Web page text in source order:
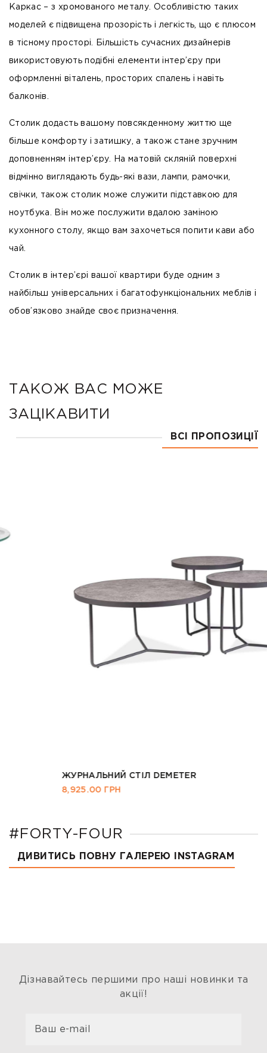
Каркас – з хромованого металу . Особливістю таких
моделей є підвищена прозорість і легкість, що є плюсом
в тісному просторі. Більшість сучасних дизайнерів
використовують подібні елементи інтер’єру при
оформленні віталень, просторих спалень і навіть
балконів.
Столик додасть вашому повсякденному життю ще
більше комфорту і затишку, а також стане зручним
доповненням інтер’єру. На матовій скляній поверхні
відмінно виглядають будь-які вази, лампи, рамочки,
свічки, також столик може служити підставкою для
ноутбука. Він може послужити вдалою заміною
кухонного столу, якщо вам захочеться попити кави або
чай.
Столик в інтер’єрі вашої квартири буде одним з
найбільш універсальних і багатофункціональних меблів і
обов’язково знайде своє призначення.
ТАКОЖ ВАС МОЖЕ
ЗАЦІКАВИТИ
ВСІ ПРОПОЗИЦІЇ
ЖУРНАЛЬНИЙ СТІЛ DEMETER
ГРН
#FORTY-FOUR
ДИВИТИСЬ ПОВНУ ГАЛЕРЕЮ INSTAGRAM
Дізнавайтесь першими про наші новинки та
акції!